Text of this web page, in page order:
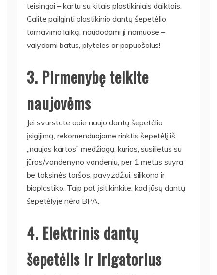
teisingai – kartu su kitais plastikiniais daiktais.
Galite pailginti plastikinio dantų šepetėlio
tarnavimo laiką, naudodami jį namuose –
valydami batus, plyteles ar papuošalus!
3. Pirmenybę teikite
naujovėms
Jei svarstote apie naujo dantų šepetėlio
įsigijimą, rekomenduojame rinktis šepetėlį iš
„naujos kartos” medžiagų, kurios, susilietus su
jūros/vandenyno vandeniu, per 1 metus suyra
be toksinės taršos, pavyzdžiui, silikono ir
bioplastiko. Taip pat įsitikinkite, kad jūsų dantų
šepetėlyje nėra BPA.
4. Elektrinis dantų
šepetėlis ir irigatorius